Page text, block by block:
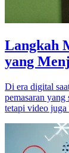
Langkah
yang
Di era digital
pemasaran
tetapi video juga